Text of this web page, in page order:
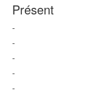
Présent
-
-
-
-
-